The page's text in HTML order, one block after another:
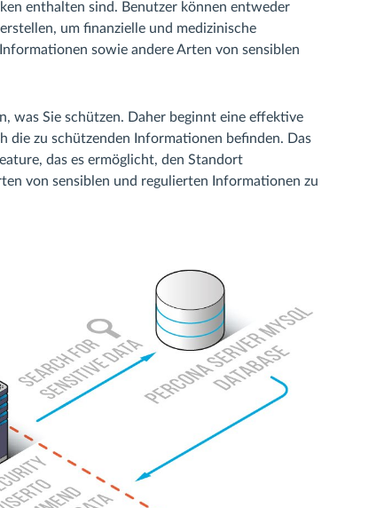
enthalten sind. Benutzer können entweder
um finanzielle und medizinische
sowie andere Arten von sensiblen
was Sie schützen. Daher beginnt eine effektive
die zu schützenden Informationen befinden. Das
das es ermöglicht, den Standort
von sensiblen und regulierten Informationen zu